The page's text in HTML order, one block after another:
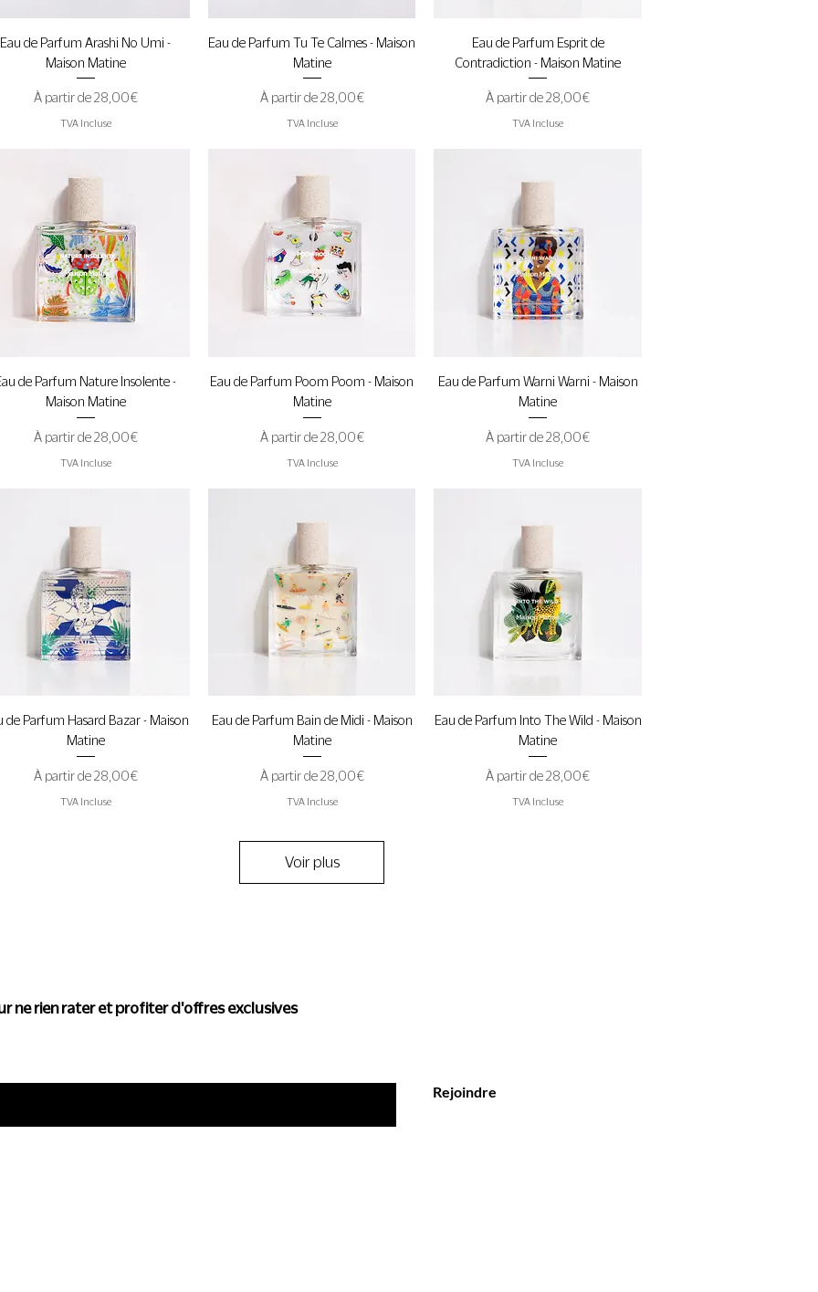
Aperçu rapide
Eau de Parfum Arashi No Umi -
Maison Matine
À partir de28,00 €
Prix promotionnel
TVA Incluse
Aperçu rapide
Eau de Parfum Tu Te Calmes - Maison
Matine
À partir de28,00 €
Prix promotionnel
TVA Incluse
Aperçu rapide
Eau de Parfum Esprit de
Contradiction - Maison Matine
À partir de28,00 €
Prix promotionnel
TVA Incluse
Aperçu rapide
de Parfum Nature Insolente -
Maison Matine
À partir de28,00 €
Prix promotionnel
TVA Incluse
Aperçu rapide
Eau de Parfum Poom Poom - Maison
Matine
À partir de28,00 €
Prix promotionnel
TVA Incluse
Aperçu rapide
Eau de Parfum Warni Warni - Maison
Matine
À partir de28,00 €
Prix promotionnel
TVA Incluse
Aperçu rapide
de Parfum Hasard Bazar - Maison
Matine
À partir de28,00 €
Prix promotionnel
TVA Incluse
Aperçu rapide
Eau de Parfum Bain de Midi - Maison
Matine
À partir de28,00 €
Prix promotionnel
TVA Incluse
Aperçu rapide
Eau de Parfum Into The Wild - Maison
Matine
À partir de28,00 €
Prix promotionnel
TVA Incluse
Voir plus
ne rien rater et profiter d'offres exclusives
Rejoindre